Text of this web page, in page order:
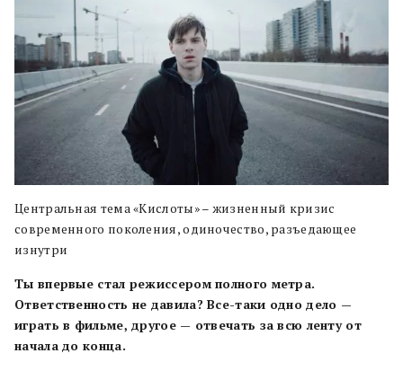
Центральная тема «Кислоты» – жизненный кризис
современного поколения, одиночество, разъедающее
изнутри
Ты впервые стал режиссером полного метра.
Ответственность не давила? Все-таки одно дело —
играть в фильме, другое — отвечать за всю ленту от
начала до конца.